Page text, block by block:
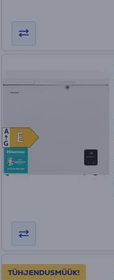
E
E
A
G
TÜHJENDUSMÜÜK!